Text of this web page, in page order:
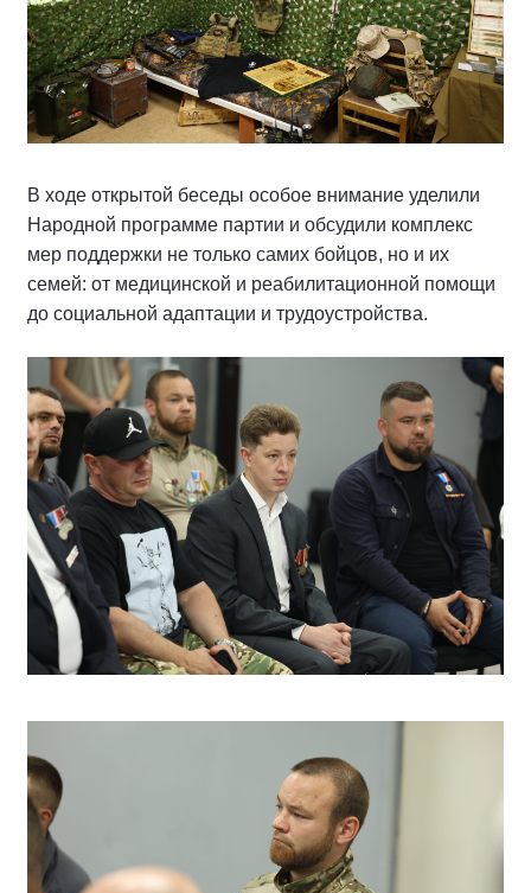
В ходе открытой беседы особое внимание уделили
Народной программе партии и обсудили комплекс
мер поддержки не только самих бойцов, но и их
семей: от медицинской и реабилитационной помощи
до социальной адаптации и трудоустройства.